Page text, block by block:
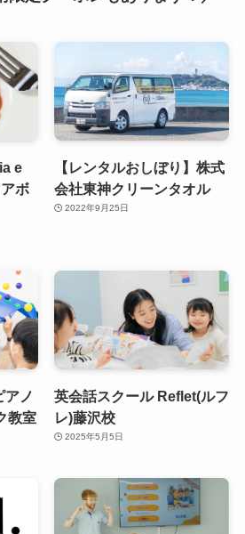
e
ボ
【レンタルおしぼり】株式
会社東神クリーンタオル
2022年9月25日
アノ
教室
英会話スクール Reflet(ルフ
レ)藤沢校
2025年5月5日